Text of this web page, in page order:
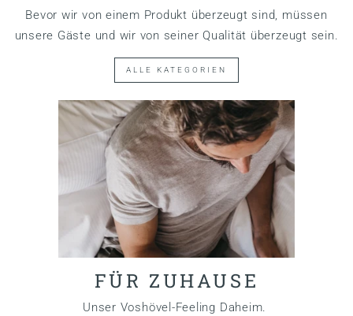
Bevor wir von einem Produkt überzeugt sind, müssen
unsere Gäste und wir von seiner Qualität überzeugt sein.
ALLE KATEGORIEN
FÜR ZUHAUSE
Unser Voshövel-Feeling Daheim.